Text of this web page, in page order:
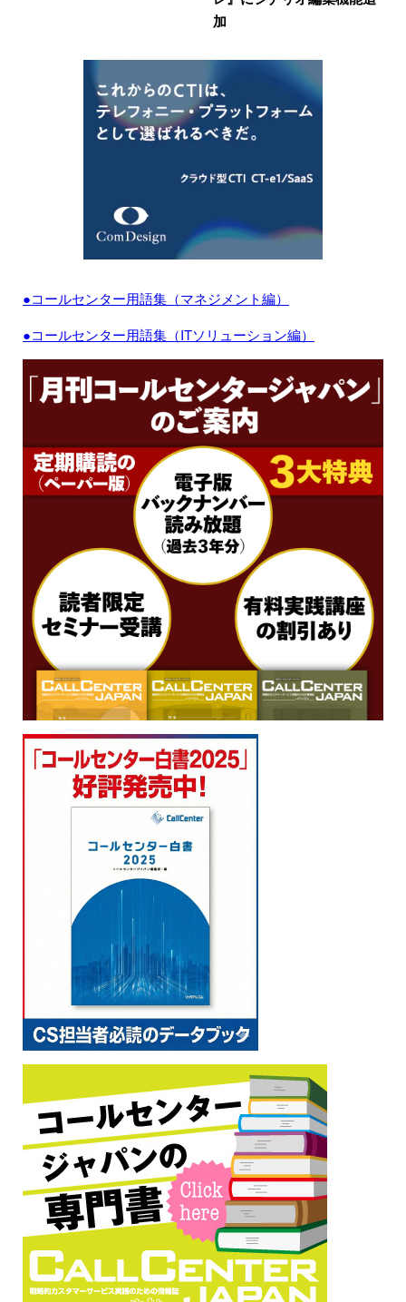
加
●コールセンター用語集（マネジメント編）
●コールセンター用語集（ITソリューション編）